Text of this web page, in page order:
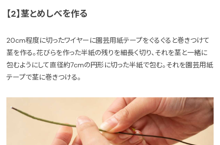
【2】茎とめしべを作る
20cm程度に切ったワイヤーに園芸用紙テープをぐるぐると巻きつけて
茎を作る。花びらを作った半紙の残りを細長く切り、それを茎と一緒に
包むようにして直径約7cmの円形に切った半紙で包む。それを園芸用紙
テープで茎に巻きつける。